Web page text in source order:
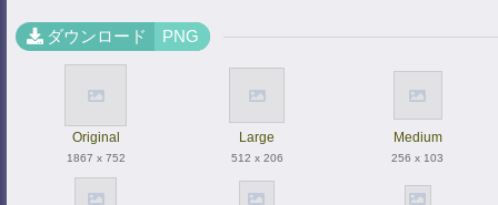
ダウンロード PNG
Original
1867 x 752
Large
512 x 206
Medium
256 x 103